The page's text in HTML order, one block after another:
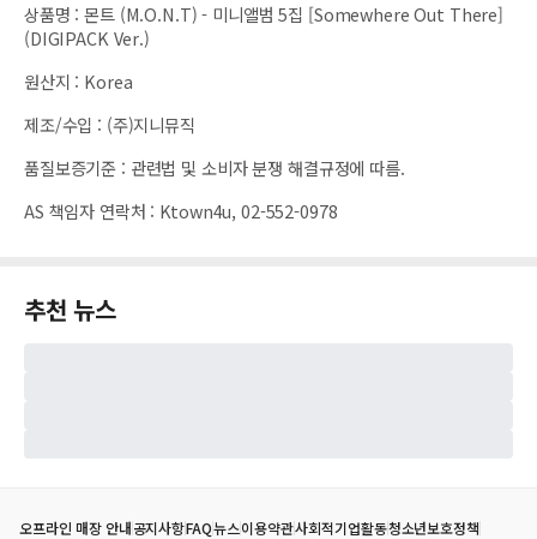
상품명 :몬트 (M.O.N.T) - 미니앨범 5집 [Somewhere Out There]
(DIGIPACK Ver.)
원산지 : Korea
제조/수입 : (주)지니뮤직
품질보증기준 : 관련법 및 소비자 분쟁 해결규정에 따름.
AS 책임자 연락처 : Ktown4u, 02-552-0978
추천 뉴스
오프라인 매장 안내공지사항FAQ뉴스이용약관사회적기업활동청소년보호정책